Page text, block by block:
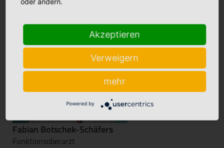
Fabian Botschek-Schäfers
Funktionsoberarzt
Akzeptieren
Verweigern
mehr
Powered by